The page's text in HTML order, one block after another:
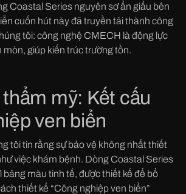
Coastal Series nguyên sơ ẩn giấu bên
cuốn hút này đã truyền tải thành công
tôi: công nghệ CMECH là động lực
mòn, giúp kiến trúc trường tồn.
mỹ: Kết cấu
ven biển
tôi tin rằng sự bảo vệ không nhất thiết
việc khám bệnh. Dòng Coastal Series
bảng màu tinh tế, được thiết kế để bổ
thiết kế “Công nghiệp ven biển”